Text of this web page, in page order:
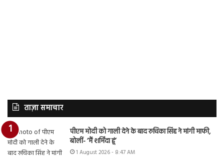
ताज़ा समाचार
पीएम मोदी को गाली देने के बाद रुचिका सिंह ने मांगी माफी,
बोलीं- ‘मैं शर्मिंदा हूं’
1 August 2026 - 8:47 AM